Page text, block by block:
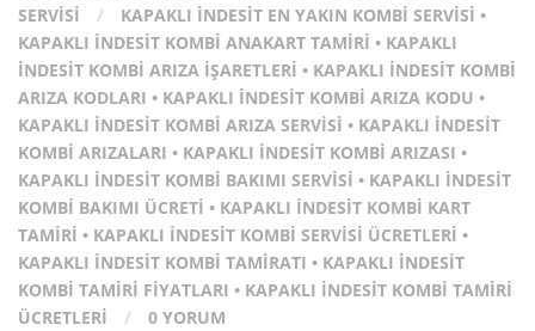
SERVISI
/ KAPAKLI İNDESIT EN YAKIN KOMBI SERVISI •
KAPAKLI İNDESIT KOMBI ANAKART TAMIRI • KAPAKLI
İNDESIT KOMBI ARIZA İŞARETLERI • KAPAKLI İNDESIT KOMBI
ARIZA KODLARI • KAPAKLI İNDESIT KOMBI ARIZA KODU •
KAPAKLI İNDESIT KOMBI ARIZA SERVISI • KAPAKLI İNDESIT
KOMBI ARIZALARI • KAPAKLI İNDESIT KOMBI ARIZASI •
KAPAKLI İNDESIT KOMBI BAKIMI SERVISI • KAPAKLI İNDESIT
KOMBI BAKIMI ÜCRETI • KAPAKLI İNDESIT KOMBI KART
TAMIRI • KAPAKLI İNDESIT KOMBI SERVISI ÜCRETLERI •
KAPAKLI İNDESIT KOMBI TAMIRATI • KAPAKLI İNDESIT
KOMBI TAMIRI FIYATLARI • KAPAKLI İNDESIT KOMBI TAMIRI
ÜCRETLERI
/ 0 YORUM